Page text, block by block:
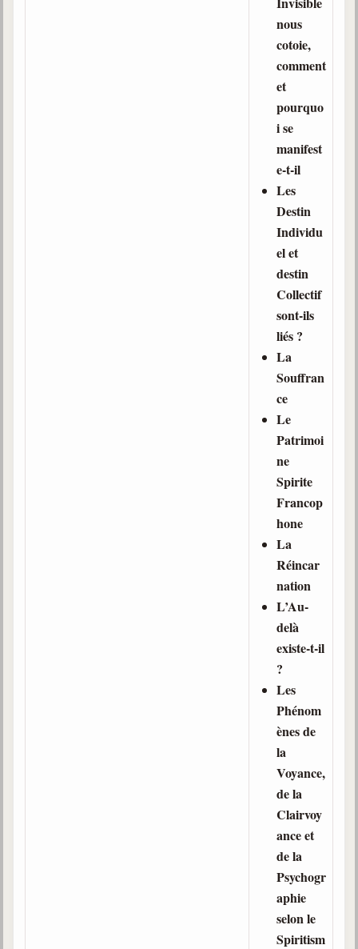
nous
cotoie,
comment
et
pourquo
i se
manifest
e-t-il
Les
Destin
Individu
el et
destin
Collectif
sont-ils
liés ?
La
Souffran
ce
Le
Patrimoi
ne
Spirite
Francop
hone
La
Réincar
nation
L’Au-
delà
existe-t-il
?
Les
Phénom
ènes de
la
Voyance,
de la
Clairvoy
ance et
de la
Psychogr
aphie
selon le
Spiritism